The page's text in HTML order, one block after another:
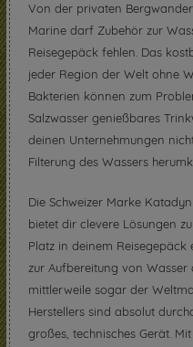
Von der privaten
Marine darf Zubehör zur
Reisegepäck fehlen. Das
jeder Region der Welt ohne
Bakterien können zum
Salzwasser genießbares
deinen Unternehmungen
Filterung des Wassers
Die Schweizer Marke
bietet dir clevere Lösungen
Platz in deinem Reisegepäck
zur Aufbereitung von
mittlerweile sogar der
Herstellers sind absolut
großes, technisches Gerät.